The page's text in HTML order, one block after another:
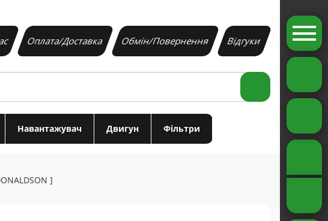
Оплата/Доставка Обмін/Повернення Відгуки
Навантажувач Двигун Фільтри
]